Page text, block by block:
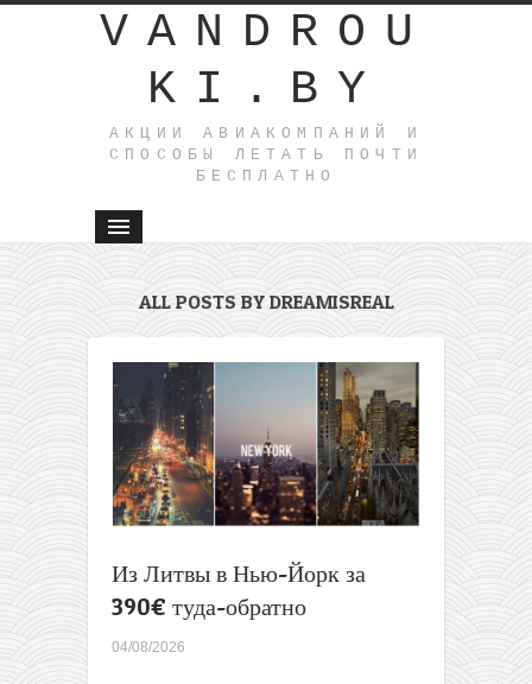
VANDROU
KI.BY
АКЦИИ АВИАКОМПАНИЙ И
СПОСОБЫ ЛЕТАТЬ ПОЧТИ
БЕСПЛАТНО
ALL POSTS BY DREAMISREAL
Из Литвы в Нью-Йорк за
390€ туда-обратно
04/08/2026